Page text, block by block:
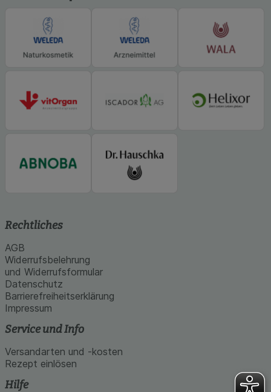
Rechtliches
AGB
Widerrufsbelehrung
und Widerrufsformular
Datenschutz
Barrierefreiheitserklärung
Impressum
Service und Info
Versandarten und -kosten
Rezept einlösen
Hilfe